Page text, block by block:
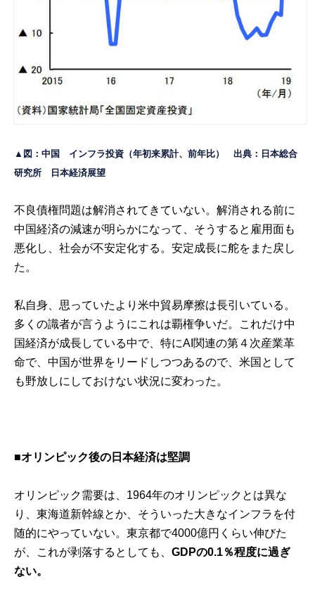
▲図：中国 インフラ投資（年初来累計、前年比） 出典：日本総合
研究所
日本経済展望
不良債権問題は解消されてきていない。解消される前に
中国経済の減速が明らかになって、そうすると雇用面も
悪化し、社会が不安定化する。安定成長に舵をまた戻し
た。
私自身、思っていたより米中貿易摩擦は長引いている。
多くの識者が言うようにこれは覇権争いだ。これだけ中
国経済が成長している中で、特にAI関連の第４次産業革
命で、中国が世界をリードしつつあるので、米国として
も野放しにしておけない状況に変わった。
■オリンピック後の日本経済は堅調
オリンピック需要は、1964年のオリンピックとは異な
り、東海道新幹線とか、そういった大きなインフラを付
随的にやっていない。東京都で4000億円くらい伸びた
が、これが剥落するとしても、GDPの0.1％程度に過ぎ
ない。